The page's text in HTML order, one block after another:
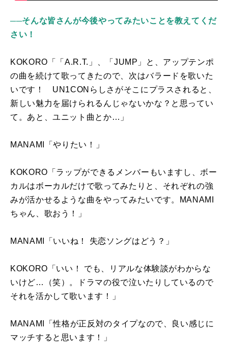
──そんな皆さんが今後やってみたいことを教えてくだ
さい！
KOKORO「「A.R.T. 」、「 JUMP 」と、アップテンポ
の曲を続けて歌ってきたので、次はバラードを歌いた
いです！ UN1CON らしさがそこにプラスされると、
新しい魅力を届けられるんじゃないかな？と思ってい
て。あと、ユニット曲とか…」
MANAMI「やりたい！」
KOKORO「ラップができるメンバーもいますし、ボー
カルはボーカルだけで歌ってみたりと、それぞれの強
みが活かせるような曲をやってみたいです。
MANAMI
ちゃん、歌おう！」
MANAMI「いいね！ 失恋ソングはどう？」
KOKORO「いい！ でも、リアルな体験談がわからな
いけど…（笑）。ドラマの役で泣いたりしているので
それを活かして歌います！」
MANAMI「性格が正反対のタイプなので、良い感じに
マッチすると思います！」